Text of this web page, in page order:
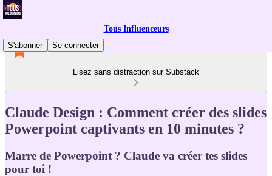
Tous Influenceurs
S'abonner
Se connecter
Lisez sans distraction sur Substack
Claude Design : Comment créer des slides
Powerpoint captivants en 10 minutes ?
Marre de Powerpoint ? Claude va créer tes slides
pour toi !